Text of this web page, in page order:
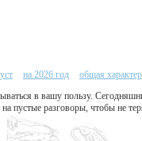
на 2026 год
общая
в вашу пользу.
пустые разговоры, чтобы не